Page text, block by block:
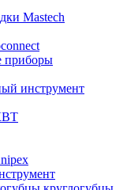
Mastech
приборы
инструмент